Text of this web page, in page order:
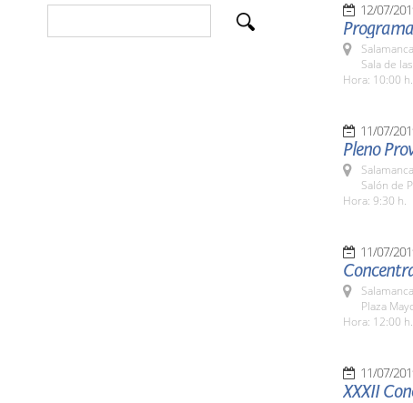
12/07/
Sala de
Hora: 10:00 h.
11/07/
Pleno
Salón de
Hora: 9:30 h.
11/07/
Plaza
Hora: 12:00 h.
11/07/
XXXII